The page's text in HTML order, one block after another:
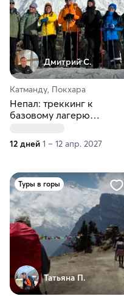
Дмитрий С.
Катманду, Покхара
Непал: треккинг к
базовому лагерю
12 дней 1 – 12 апр. 2027
Туры в горы
Татьяна П.